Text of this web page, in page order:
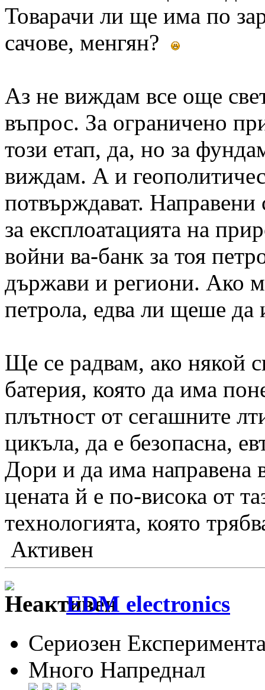
Товарачи ли ще има по
сачове, менгян?
Аз не виждам все още
въпрос. За ограничено
този етап, да, но за
виждам. А и
потвърждават. Направени
за експлоатацията на
войни ва-банк за тоя
държави и региони. Ако
петрола, едва ли щеше да
Ще се радвам, ако някой
батерия, която да има
плътност от сегашните
цикъла, да е безопасна,
Дори и да има направена
цената й е по-висока от
технологията, която
Активен
EDM electronics
Сериозен
Много Напреднал